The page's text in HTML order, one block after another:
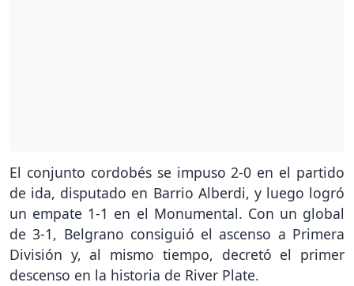
El conjunto cordobés se impuso 2-0 en el partido
de ida, disputado en Barrio Alberdi, y luego logró
un empate 1-1 en el Monumental. Con un global
de 3-1, Belgrano consiguió el ascenso a Primera
División y, al mismo tiempo, decretó el primer
descenso en la historia de River Plate.